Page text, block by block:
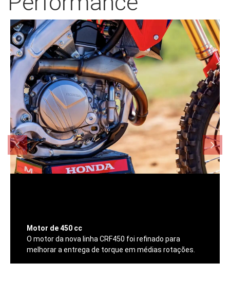
Motor de 450 cc
O motor da nova linha CRF450 foi refinado para
melhorar a entrega de torque em médias rotações.